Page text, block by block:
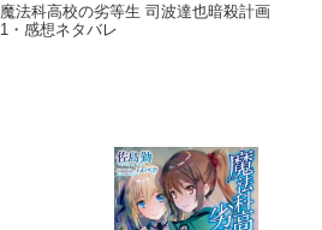
魔法科高校の劣等生 司波達也暗殺計画
1・感想ネタバレ